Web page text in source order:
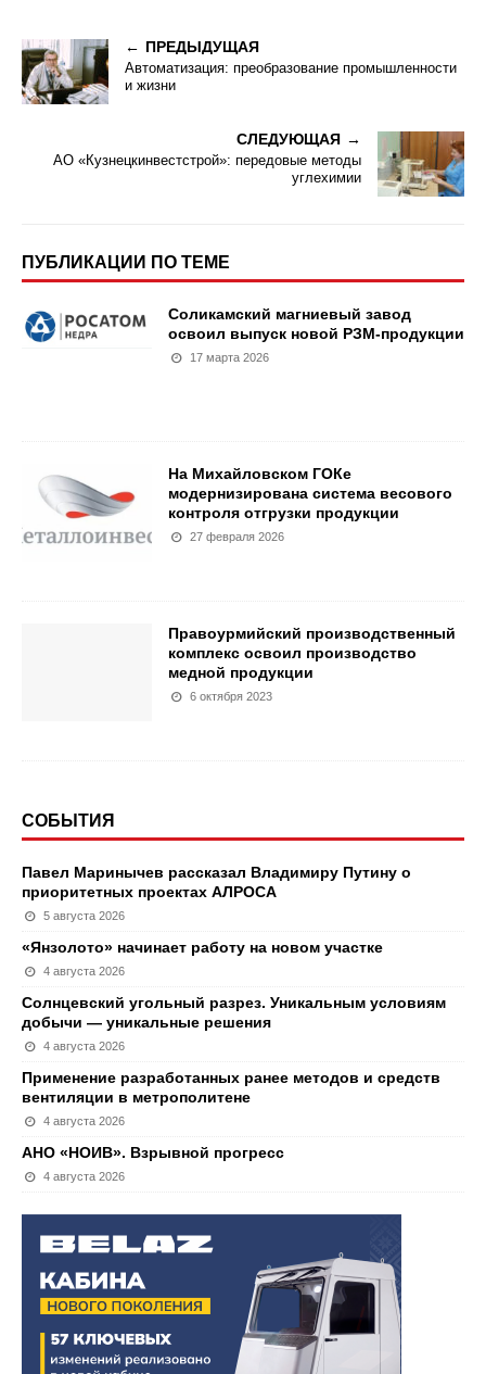
ПРЕДЫДУЩАЯ
Автоматизация: преобразование промышленности
и жизни
СЛЕДУЮЩАЯ
АО «Кузнецкинвестстрой»: передовые методы
углехимии
ПУБЛИКАЦИИ ПО ТЕМЕ
Соликамский магниевый завод
освоил выпуск новой РЗМ-продукции
17 марта 2026
На Михайловском ГОКе
модернизирована система весового
контроля отгрузки продукции
27 февраля 2026
Правоурмийский производственный
комплекс освоил производство
медной продукции
6 октября 2023
СОБЫТИЯ
Павел Маринычев рассказал Владимиру Путину о
приоритетных проектах АЛРОСА
5 августа 2026
«Янзолото» начинает работу на новом участке
4 августа 2026
Солнцевский угольный разрез. Уникальным условиям
добычи — уникальные решения
4 августа 2026
Применение разработанных ранее методов и средств
вентиляции в метрополитене
4 августа 2026
АНО «НОИВ». Взрывной прогресс
4 августа 2026